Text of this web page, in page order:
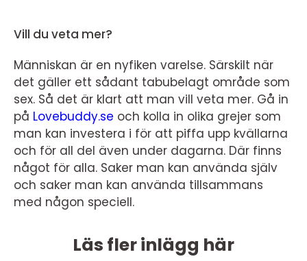
Vill du veta mer?
Människan är en nyfiken varelse. Särskilt när
det gäller ett sådant tabubelagt område som
sex. Så det är klart att man vill veta mer. Gå in
på Lovebuddy.se och kolla in olika grejer som
man kan investera i för att piffa upp kvällarna
och för all del även under dagarna. Där finns
något för alla. Saker man kan använda själv
och saker man kan använda tillsammans
med någon speciell.
Läs fler inlägg här